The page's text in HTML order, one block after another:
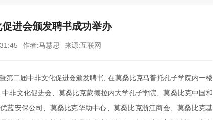
进会颁发聘书成功举办
作者:马慧思 来源:互联网
第二届中非文化促进会颁发聘书, 在莫桑比克马普托孔子学院内一楼
非文化促进会、莫桑比克蒙德拉内大学孔子学院、莫桑比克中国和
蓝安保公司、莫桑比克华助中心、莫桑比克浙江商会、莫桑比克基